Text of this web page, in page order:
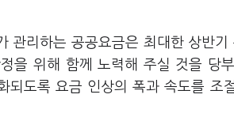
관리하는 공공요금은 최대한 상반기
을 위해 함께 노력해 주실 것을 당
도록 요금 인상의 폭과 속도를 조